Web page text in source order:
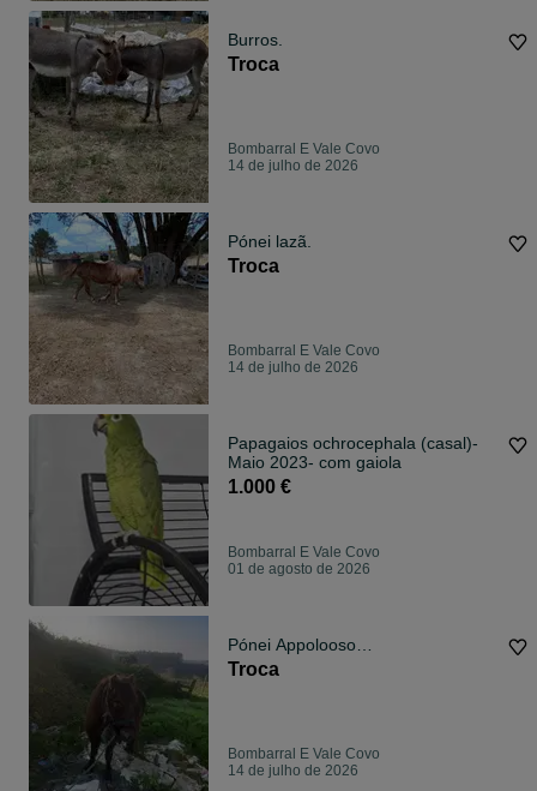
Burros.
Troca
Bombarral E Vale Covo
14 de julho de 2026
Pónei lazã.
Troca
Bombarral E Vale Covo
14 de julho de 2026
Papagaios ochrocephala (casal)-
Maio 2023- com gaiola
1.000 €
Bombarral E Vale Covo
01 de agosto de 2026
Pónei Appolooso…
Troca
Bombarral E Vale Covo
14 de julho de 2026